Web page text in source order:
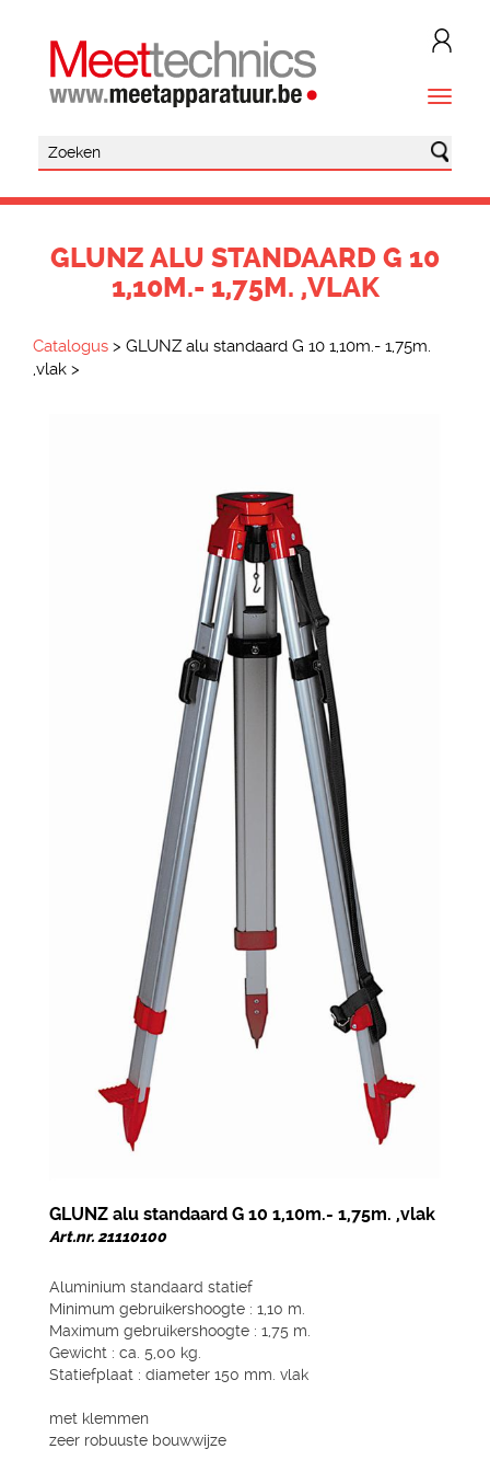
GLUNZ ALU STANDAARD G 10
1,10M.- 1,75M. ,VLAK
Catalogus > GLUNZ alu standaard G 10 1,10m.- 1,75m.
,vlak >
GLUNZ alu standaard G 10 1,10m.- 1,75m. ,vlak
Art.nr. 21110100
Aluminium standaard statief
Minimum gebruikershoogte : 1,10 m.
Maximum gebruikershoogte : 1,75 m.
Gewicht : ca. 5,00 kg.
Statiefplaat : diameter 150 mm. vlak
met klemmen
zeer robuuste bouwwijze